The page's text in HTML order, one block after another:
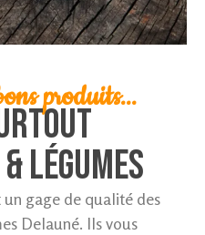
produits...
légumes
gage de qualité des
Delauné. Ils vous